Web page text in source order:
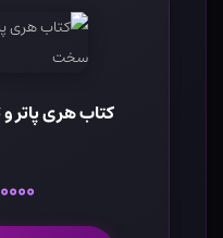
کتاب هری پاتر